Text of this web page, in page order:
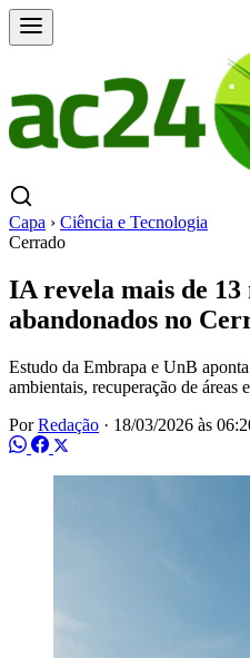
Capa › Ciência e Tecnologia
Cerrado
IA revela mais de
abandonados no
Estudo da Embrapa e UnB
ambientais, recuperação de áreas
PorRedação · 18/03/2026 às